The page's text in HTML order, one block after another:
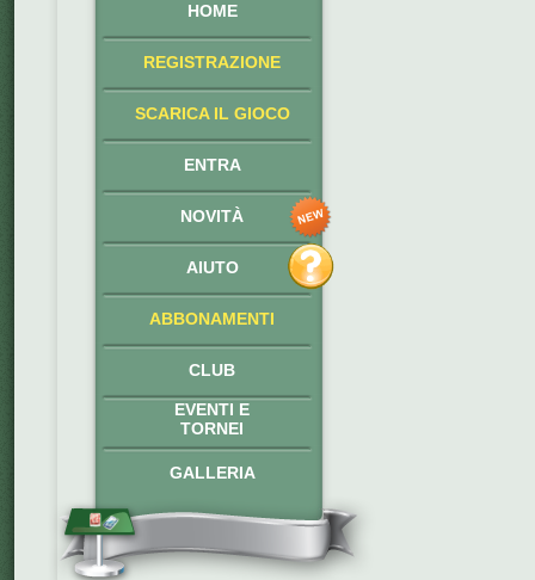
HOME
REGISTRAZIONE
SCARICA IL GIOCO
ENTRA
NOVITÀ
AIUTO
ABBONAMENTI
CLUB
EVENTI E
TORNEI
GALLERIA